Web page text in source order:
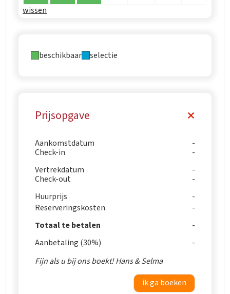
wissen
beschikbaar selectie
Prijsopgave
Aankomstdatum
Check-in
Vertrekdatum
Check-out
Huurprijs
Reserveringskosten
Totaal te betalen
Aanbetaling (30%)
Fijn als u bij ons boekt! Hans & Selma
ik ga boeken